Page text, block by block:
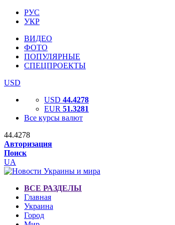
РУС
УКР
ВИДЕО
ФОТО
ПОПУЛЯРНЫЕ
СПЕЦПРОЕКТЫ
USD
USD 44.4278
EUR 51.3281
Все курсы валют
44.4278
Авторизация
Поиск
UA
ВСЕ РАЗДЕЛЫ
Главная
Украина
Город